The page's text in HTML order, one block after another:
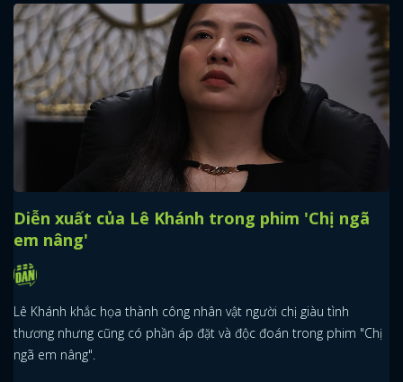
Diễn xuất của Lê Khánh trong phim 'Chị ngã
em nâng'
Lê Khánh khắc họa thành công nhân vật người chị giàu tình
thương nhưng cũng có phần áp đặt và độc đoán trong phim "Chị
ngã em nâng".